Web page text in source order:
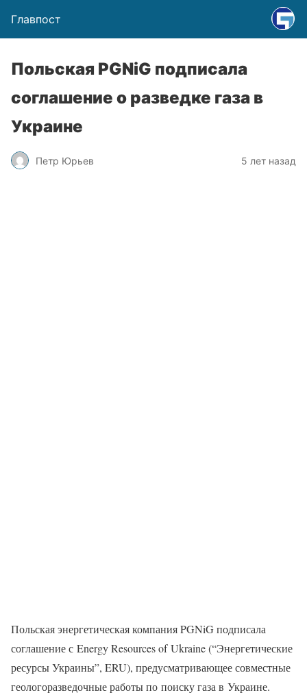
Главпост
Польская PGNiG подписала
соглашение о разведке газа в
Украине
Петр Юрьев 5 лет назад
Польская энергетическая компания PGNiG подписала
соглашение с Energy Resources of Ukraine (“Энергетические
ресурсы Украины”, ERU), предусматривающее совместные
геологоразведочные работы по поиску газа в Украине.